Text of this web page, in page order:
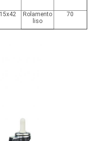
15x42
Rolamento
liso
70